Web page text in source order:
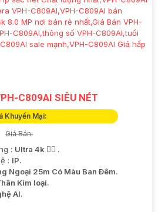
C809AI SIÊU NÉT
Khuyến Mại:
Giá Bán:
: Ultra 4k 👍🏾 .
: IP.
Ngoại 25m Có Màu Ban Ðêm.
Kim loại.
AI.